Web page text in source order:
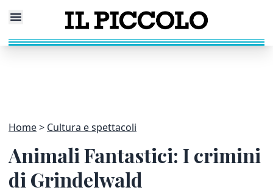
Home Cultura e spettacoli
Animali Fantastici: I crimini
di Grindelwald